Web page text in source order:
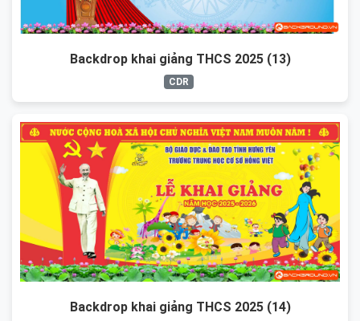
Backdrop khai giảng THCS 2025 (13)
CDR
Backdrop khai giảng THCS 2025 (14)